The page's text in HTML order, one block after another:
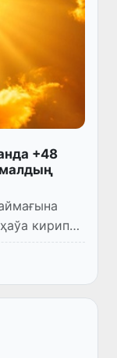
+48
кирип
д...